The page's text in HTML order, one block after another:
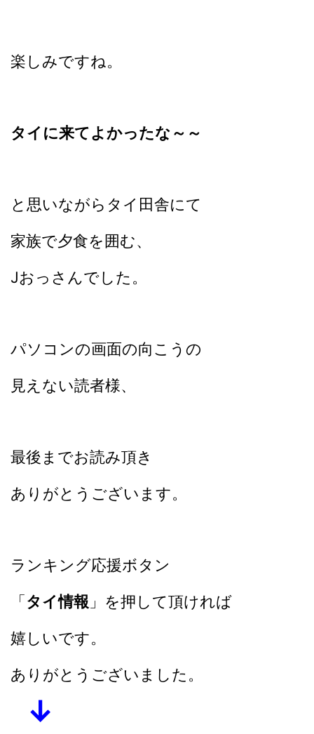
楽しみですね。
タイに来てよかったな～～
と思いながらタイ田舎にて
家族で夕食を囲む、
Jおっさんでした。
パソコンの画面の向こうの
見えない読者様、
最後までお読み頂き
ありがとうございます。
ランキング応援ボタン
「 タイ情報 」を押して頂ければ
嬉しいです。
ありがとうございました。
↓